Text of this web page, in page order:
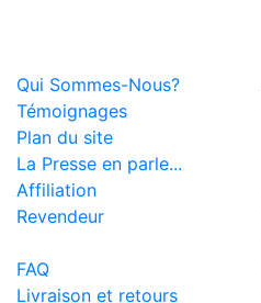
Qui Sommes-Nous?
Témoignages
Plan du site
La Presse en parle...
Affiliation
Revendeur
FAQ
Livraison et retours